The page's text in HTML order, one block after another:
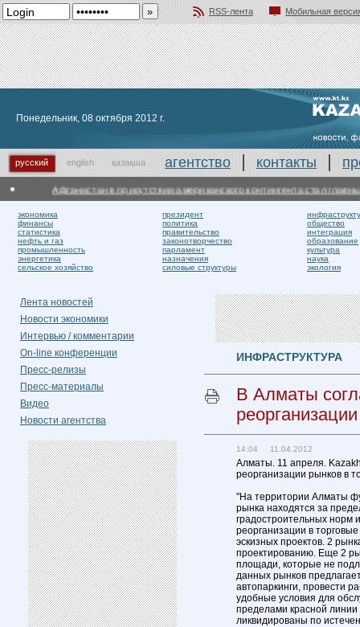
RSS-лента
Мобильная
Понедельник, 08 октября 2012 г.
русский english қазақша агентство контакты
Афганистан в присутствии американского контингента стал
экономика
финансы
статистика
нефть и газ
промышленность
энергетика
сельское хозяйство
президент
политика
правительство
законотворчество
парламент
назначения
силовые структуры
общество
интеграция
образование
культура
наука
экология
Лента новостей
Новости экономики
Интервью / комментарии
On-line конференции
Пресс-релизы
Пресс-материалы
Видео
Новости агентства
ИНФРАСТРУКТУРА
В Алматы
14:04 11.04.2012
Алматы. 11 апреля.
реорганизации рынков в
"На территории Алматы
рынка находятся за
градостроительных норм
реорганизации в
эскизных проектов. 2
проектированию. Еще 2
площади, которые не
данных рынков
автопаркинги, провести
удобные условия для
пределами красной
ликвидированы по